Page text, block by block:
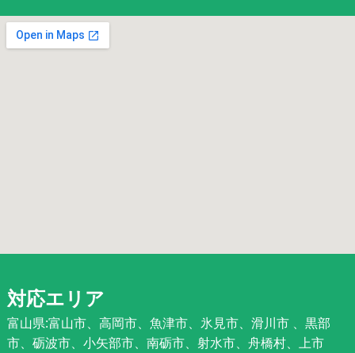
対応エリア
富山県:富山市、高岡市、魚津市、氷見市、滑川市 、黒部
市、砺波市、小矢部市、南砺市、射水市、舟橋村、上市